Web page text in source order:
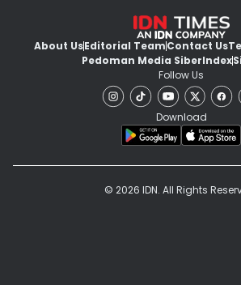
About UsEditorial TeamContact Us
Pedoman Media SiberIndex
Follow Us
Download
© 2026 IDN. All Rights